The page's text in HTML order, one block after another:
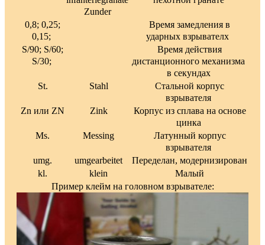
Zunder
0,8; 0,25;
0,15;
Время замедления в
ударных взрывателх
S/90; S/60;
S/30;
Время действия
дистанционного механизма
в секундах
St.
Stahl
Стальной корпус
взрывателя
Zn или ZN
Zink
Корпус из сплава на основе
цинка
Ms.
Messing
Латунный корпус
взрывателя
umg.
umgearbeitet
Переделан, модернизирован
kl.
klein
Малый
Пример клейм на головном взрывателе: